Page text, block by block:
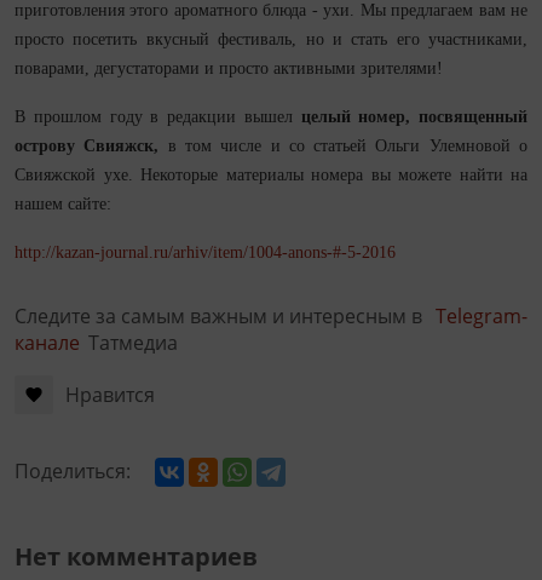
приготовления этого ароматного блюда - ухи. Мы предлагаем вам не
просто посетить вкусный фестиваль, но и стать его участниками,
поварами, дегустаторами и просто активными зрителями!
В прошлом году в редакции вышел целый номер, посвященный
острову Свияжск, в том числе и со статьей Ольги Улемновой о
Свияжской ухе. Некоторые материалы номера вы можете найти на
нашем сайте:
http://kazan-journal.ru/arhiv/item/1004-anons-#-5-2016
Следите за самым важным и интересным в Telegram-
канале Татмедиа
Нравится
Поделиться:
Нет комментариев